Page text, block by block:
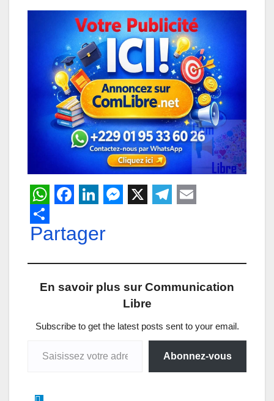
W
h
p
a
b
o
k
i
e
I
n
e
e
g
e
g
a
m
l
Partager
En savoir plus sur Communication
Libre
Subscribe to get the latest posts sent to your email.
Abonnez-vous